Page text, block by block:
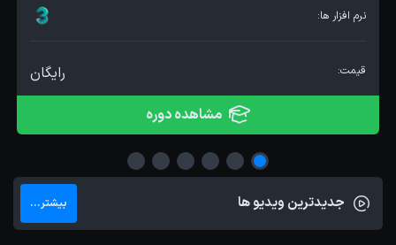
نرم افزار ها:
قیمت:
رایگان
مشاهده دوره
جدیدترین ویدیو ها بیشتر...